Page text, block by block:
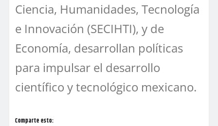
Ciencia, Humanidades, Tecnología
e Innovación (SECIHTI), y de
Economía, desarrollan políticas
para impulsar el desarrollo
científico y tecnológico mexicano.
Comparte esto: